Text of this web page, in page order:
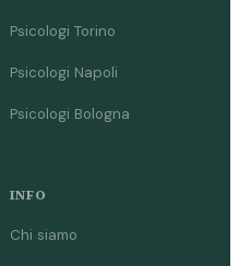
Psicologi Torino
Psicologi Napoli
Psicologi Bologna
INFO
Chi siamo